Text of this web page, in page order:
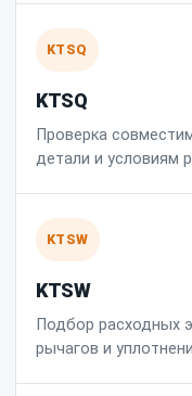
KTSQ
KTSQ
Проверка
детали и условиям
KTSW
KTSW
Подбор расходных
рычагов и